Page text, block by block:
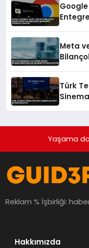
Meta
Türk
Yaşama
Reklam % İşbirliği:
Hakkımızda